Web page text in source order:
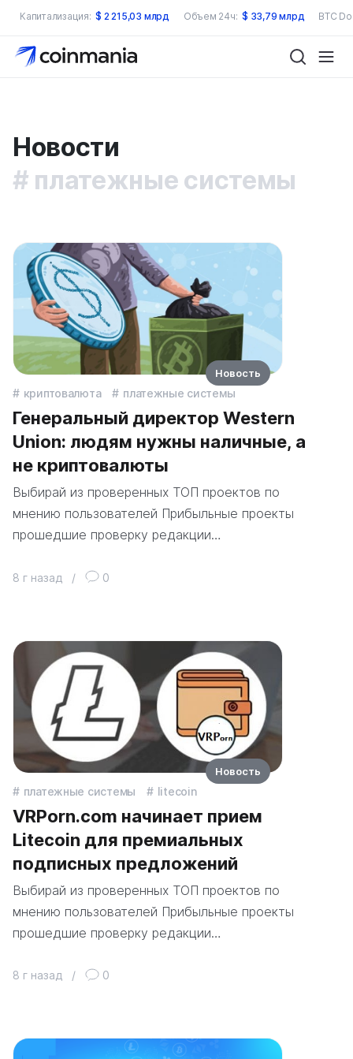
Капитализация: $ 2 215,03 млрд Объем 24ч: $ 33,79 млрд BTC
Новости
платежные системы
криптовалюта платежные системы
Генеральный директор Western
Union: людям нужны наличные, а
не криптовалюты
Выбирай из проверенных ТОП проектов по
мнению пользователей Прибыльные проекты
прошедшие проверку редакции…
8 г назад / 0
Новость
платежные системы litecoin
VRPorn.com начинает прием
Litecoin для премиальных
подписных предложений
Выбирай из проверенных ТОП проектов по
мнению пользователей Прибыльные проекты
прошедшие проверку редакции…
8 г назад / 0
Новость